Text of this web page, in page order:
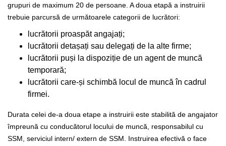
grupuri de maximum 20 de persoane. A doua etapă a instruirii
trebuie parcursă de următoarele categorii de lucrători:
lucrătorii proaspăt angajați;
lucrătorii detașați sau delegați de la alte firme;
lucrătorii puși la dispoziție de un agent de muncă
temporară;
lucrătorii care-și schimbă locul de muncă în cadrul
firmei.
Durata celei de-a doua etape a instruirii este stabilită de angajator
împreună cu conducătorul locului de muncă, responsabilul cu
SSM, serviciul intern/ extern de SSM. Instruirea efectivă o face